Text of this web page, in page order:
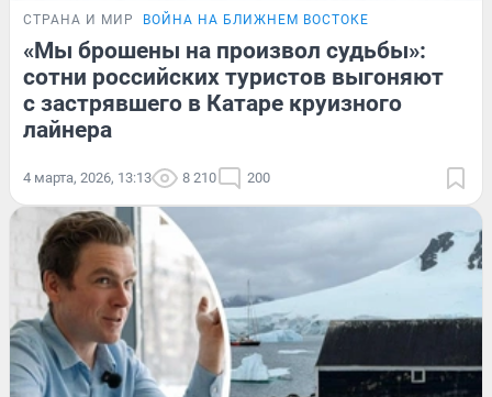
СТРАНА И МИР ВОЙНА НА БЛИЖНЕМ ВОСТОКЕ
«Мы брошены на произвол судьбы»:
сотни российских туристов выгоняют
с застрявшего в Катаре круизного
лайнера
4 марта, 2026, 13:13 8 210 200